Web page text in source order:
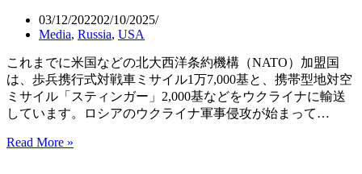
成
632m
世
界
最
長
03/12/202202/10/2025
Media, Russia, USA
これまでに米国などの北大西洋条約機構（NATO）加盟国
は、歩兵携行式対戦車ミサイル1万7,000基と、携帯型地対空
ミサイル「スティンガー」2,000基などをウクライナに輸送
しています。ロシアのウクライナ軍事侵攻が始まって…
Read More »